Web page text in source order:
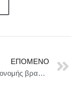
ΕΠΌΜΕΝΟ
Τελετή απονομής βραβείων σεναρίων/θεατρικών έργων 2025 της Ένωσης Σεναριογράφων Ελλάδος